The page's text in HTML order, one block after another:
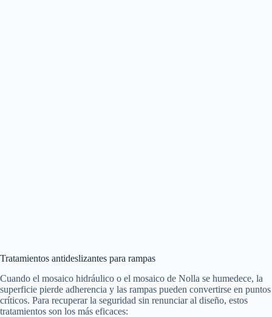
Tratamientos antideslizantes para rampas
Cuando el mosaico hidráulico o el mosaico de Nolla se humedece, la
superficie pierde adherencia y las rampas pueden convertirse en puntos
críticos. Para recuperar la seguridad sin renunciar al diseño, estos
tratamientos son los más eficaces: